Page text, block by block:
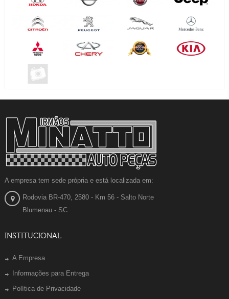
A empresa tem sede própria e está localizada em:
Rodovia BR-470, 2580 - Km 56 - Salto Norte
Blumenau - SC
INSTITUCIONAL
A Empresa
Informações para Entrega
Política de Privacidade